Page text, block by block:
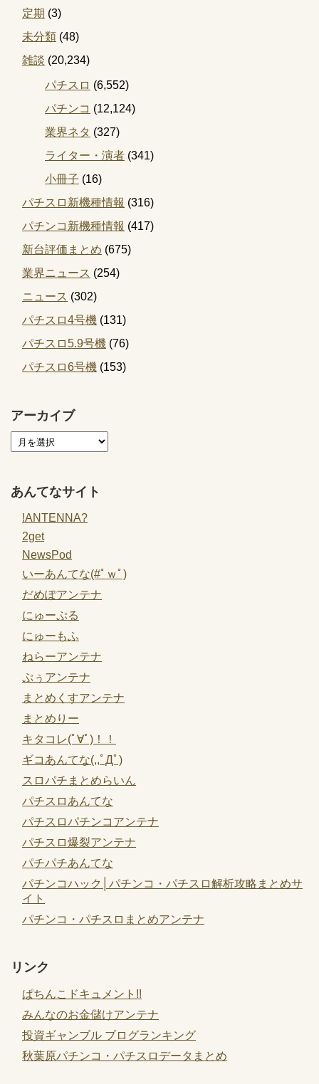
定期 (3)
未分類 (48)
雑談 (20,234)
パチスロ (6,552)
パチンコ (12,124)
業界ネタ (327)
ライター・演者 (341)
小冊子 (16)
パチスロ新機種情報 (316)
パチンコ新機種情報 (417)
新台評価まとめ (675)
業界ニュース (254)
ニュース (302)
パチスロ4号機 (131)
パチスロ5.9号機 (76)
パチスロ6号機 (153)
アーカイブ
あんてなサイト
!ANTENNA?
2get
NewsPod
いーあんてな(#ﾟｗﾟ)
だめぽアンテナ
にゅーぷる
にゅーもふ
ねらーアンテナ
ぷぅアンテナ
まとめくすアンテナ
まとめりー
キタコレ(ﾟ∀ﾟ)！！
ギコあんてな(,,ﾟДﾟ)
スロパチまとめらいん
パチスロあんてな
パチスロパチンコアンテナ
パチスロ爆裂アンテナ
パチパチあんてな
パチンコハック│パチンコ・パチスロ解析攻略まとめサ
イト
パチンコ・パチスロまとめアンテナ
リンク
ぱちんこドキュメント!!
みんなのお金儲けアンテナ
投資ギャンブル ブログランキング
秋葉原パチンコ・パチスロデータまとめ